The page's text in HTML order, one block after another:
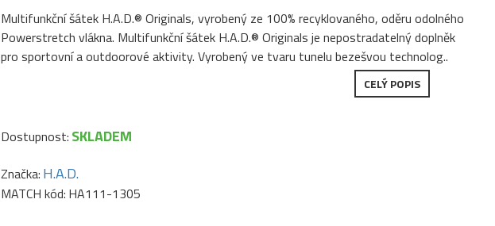
Multifunkční šátek H.A.D.® Originals, vyrobený ze 100% recyklovaného, oděru odolného
Powerstretch vlákna. Multifunkční šátek H.A.D.® Originals je nepostradatelný doplněk
pro sportovní a outdoorové aktivity. Vyrobený ve tvaru tunelu bezešvou technolog..
CELÝ POPIS
Dostupnost: SKLADEM
Značka: H.A.D.
MATCH kód: HA111-1305